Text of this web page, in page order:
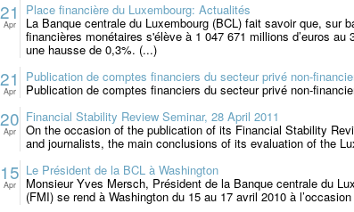
21
Apr
Place financière du Luxembourg: Actualités
La Banque centrale du Luxembourg (BCL) fait savoir que,
financières monétaires s'élève à 1 047 671 millions d’euros
une hausse de 0,3%. (...)
21
Apr
Publication de comptes financiers du secteur privé non-
Publication de comptes financiers du secteur privé non-
20
Apr
Financial Stability Review Seminar, 28 April 2011
On the occasion of the publication of its Financial Stability
and journalists, the main conclusions of its evaluation of the
15
Apr
Le Président de la BCL à Washington
Monsieur Yves Mersch, Président de la Banque centrale du
(FMI) se rend à Washington du 15 au 17 avril 2010 à